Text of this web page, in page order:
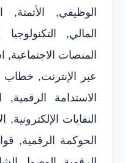
الوظيفي,
المالي,
المنصات
عبر الإنترنت,
الاستدامة الرقمية,
النفايات
الحوكمة الرقمية,